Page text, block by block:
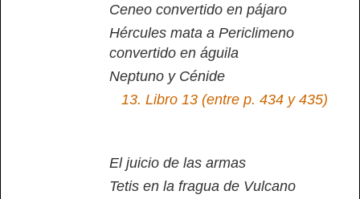
Ceneo convertido en pájaro
Hércules mata a Periclimeno
convertido en águila
Neptuno y Cénide
13. Libro 13 (entre p. 434 y 435)
El juicio de las armas
Tetis en la fragua de Vulcano